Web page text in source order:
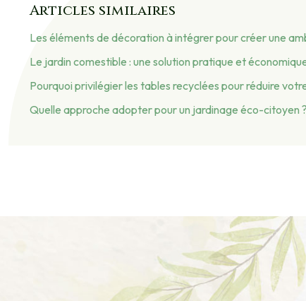
Articles similaires
Les éléments de décoration à intégrer pour créer une
Le jardin comestible : une solution pratique et
Pourquoi privilégier les tables recyclées pour réduire
Quelle approche adopter pour un jardinage éco-citoyen ?